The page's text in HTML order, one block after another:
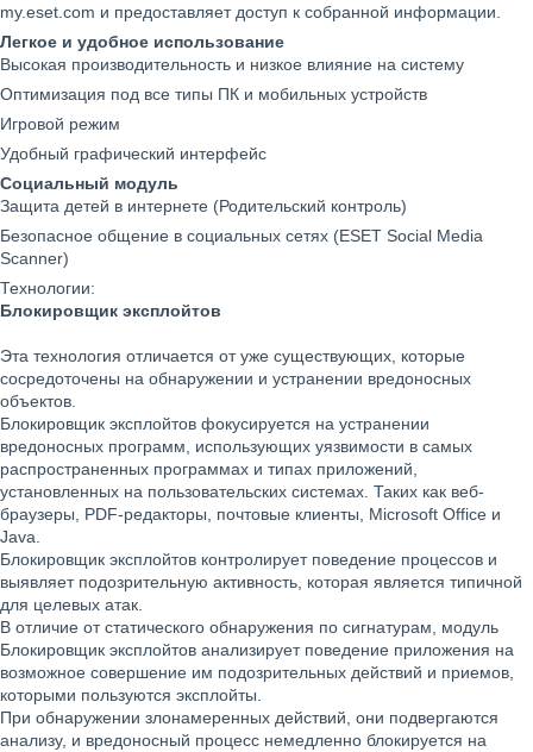
my.eset.com и предоставляет доступ к собранной информации.
Легкое и удобное использование
Высокая производительность и низкое влияние на систему
Оптимизация под все типы ПК и мобильных устройств
Игровой режим
Удобный графический интерфейс
Социальный модуль
Защита детей в интернете (Родительский контроль)
Безопасное общение в социальных сетях (ESET Social Media
Scanner)
Технологии:
Блокировщик эксплойтов
Эта технология отличается от уже существующих, которые
сосредоточены на обнаружении и устранении вредоносных
объектов.
Блокировщик эксплойтов фокусируется на устранении
вредоносных программ, использующих уязвимости в самых
распространенных программах и типах приложений,
установленных на пользовательских системах. Таких как веб-
браузеры, PDF-редакторы, почтовые клиенты, Microsoft Office и
Java.
Блокировщик эксплойтов контролирует поведение процессов и
выявляет подозрительную активность, которая является типичной
для целевых атак.
В отличие от статического обнаружения по сигнатурам, модуль
Блокировщик эксплойтов анализирует поведение приложения на
возможное совершение им подозрительных действий и приемов,
которыми пользуются эксплойты.
При обнаружении злонамеренных действий, они подвергаются
анализу, и вредоносный процесс немедленно блокируется на